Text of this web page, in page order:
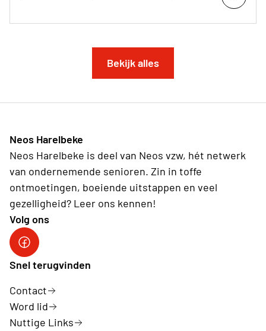
Bekijk alles
Neos Harelbeke
Neos Harelbeke is deel van Neos vzw, hét netwerk
van ondernemende senioren. Zin in toffe
ontmoetingen, boeiende uitstappen en veel
gezelligheid? Leer ons kennen!
Volg ons
Facebook Neos Harelbeke
Snel terugvinden
Contact
Word lid
Nuttige Links